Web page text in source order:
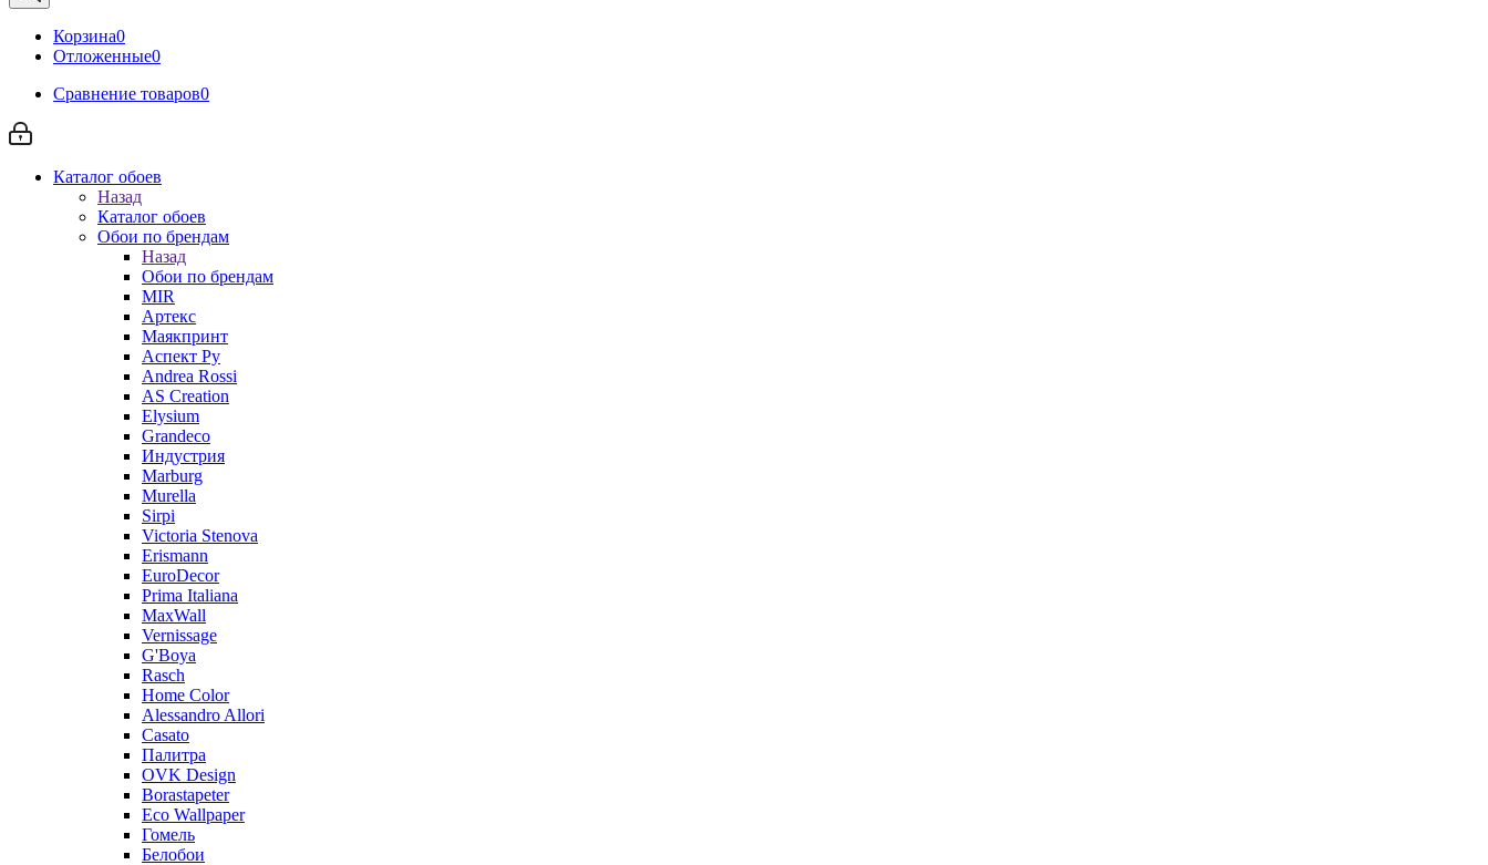
Корзина0
Отложенные0
Сравнение товаров0
Каталог обоев
Назад
Каталог обоев
Обои по брендам
Назад
Обои по брендам
MIR
Артекс
Маякпринт
Аспект Ру
Andrea Rossi
AS Creation
Elysium
Grandeco
Индустрия
Marburg
Murella
Sirpi
Victoria Stenova
Erismann
EuroDecor
Prima Italiana
MaxWall
Vernissage
G'Boya
Rasch
Home Color
Alessandro Allori
Casato
Палитра
OVK Design
Borastapeter
Eco Wallpaper
Гомель
Белобои